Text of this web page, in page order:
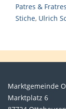
Patres & Fratres
Stiche, Ulrich
Marktgemeinde
Marktplatz 6